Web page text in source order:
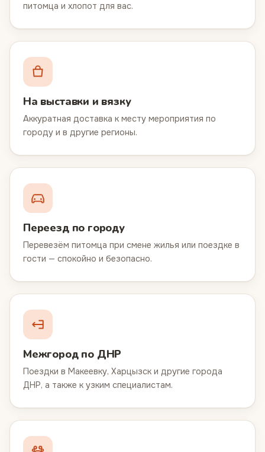
питомца и хлопот для вас.
На выставки и вязку
Аккуратная доставка к месту мероприятия по
городу и в другие регионы.
Переезд по городу
Перевезём питомца при смене жилья или поездке в
гости — спокойно и безопасно.
Межгород по ДНР
Поездки в Макеевку, Харцызск и другие города
ДНР, а также к узким специалистам.